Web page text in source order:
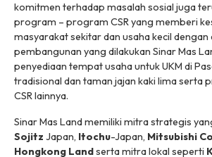
komitmen terhadap masalah sosial juga
program – program CSR yang memberi
masyarakat sekitar dan usaha kecil
pembangunan yang dilakukan Sinar Mas
penyediaan tempat usaha untuk UKM di
tradisional dan taman jajan kaki lima
CSR lainnya.
Sinar Mas Land memiliki mitra strategis
Sojitz Japan, Itochu-Japan, Mitsubishi
Hongkong Landserta mitra lokal seperti